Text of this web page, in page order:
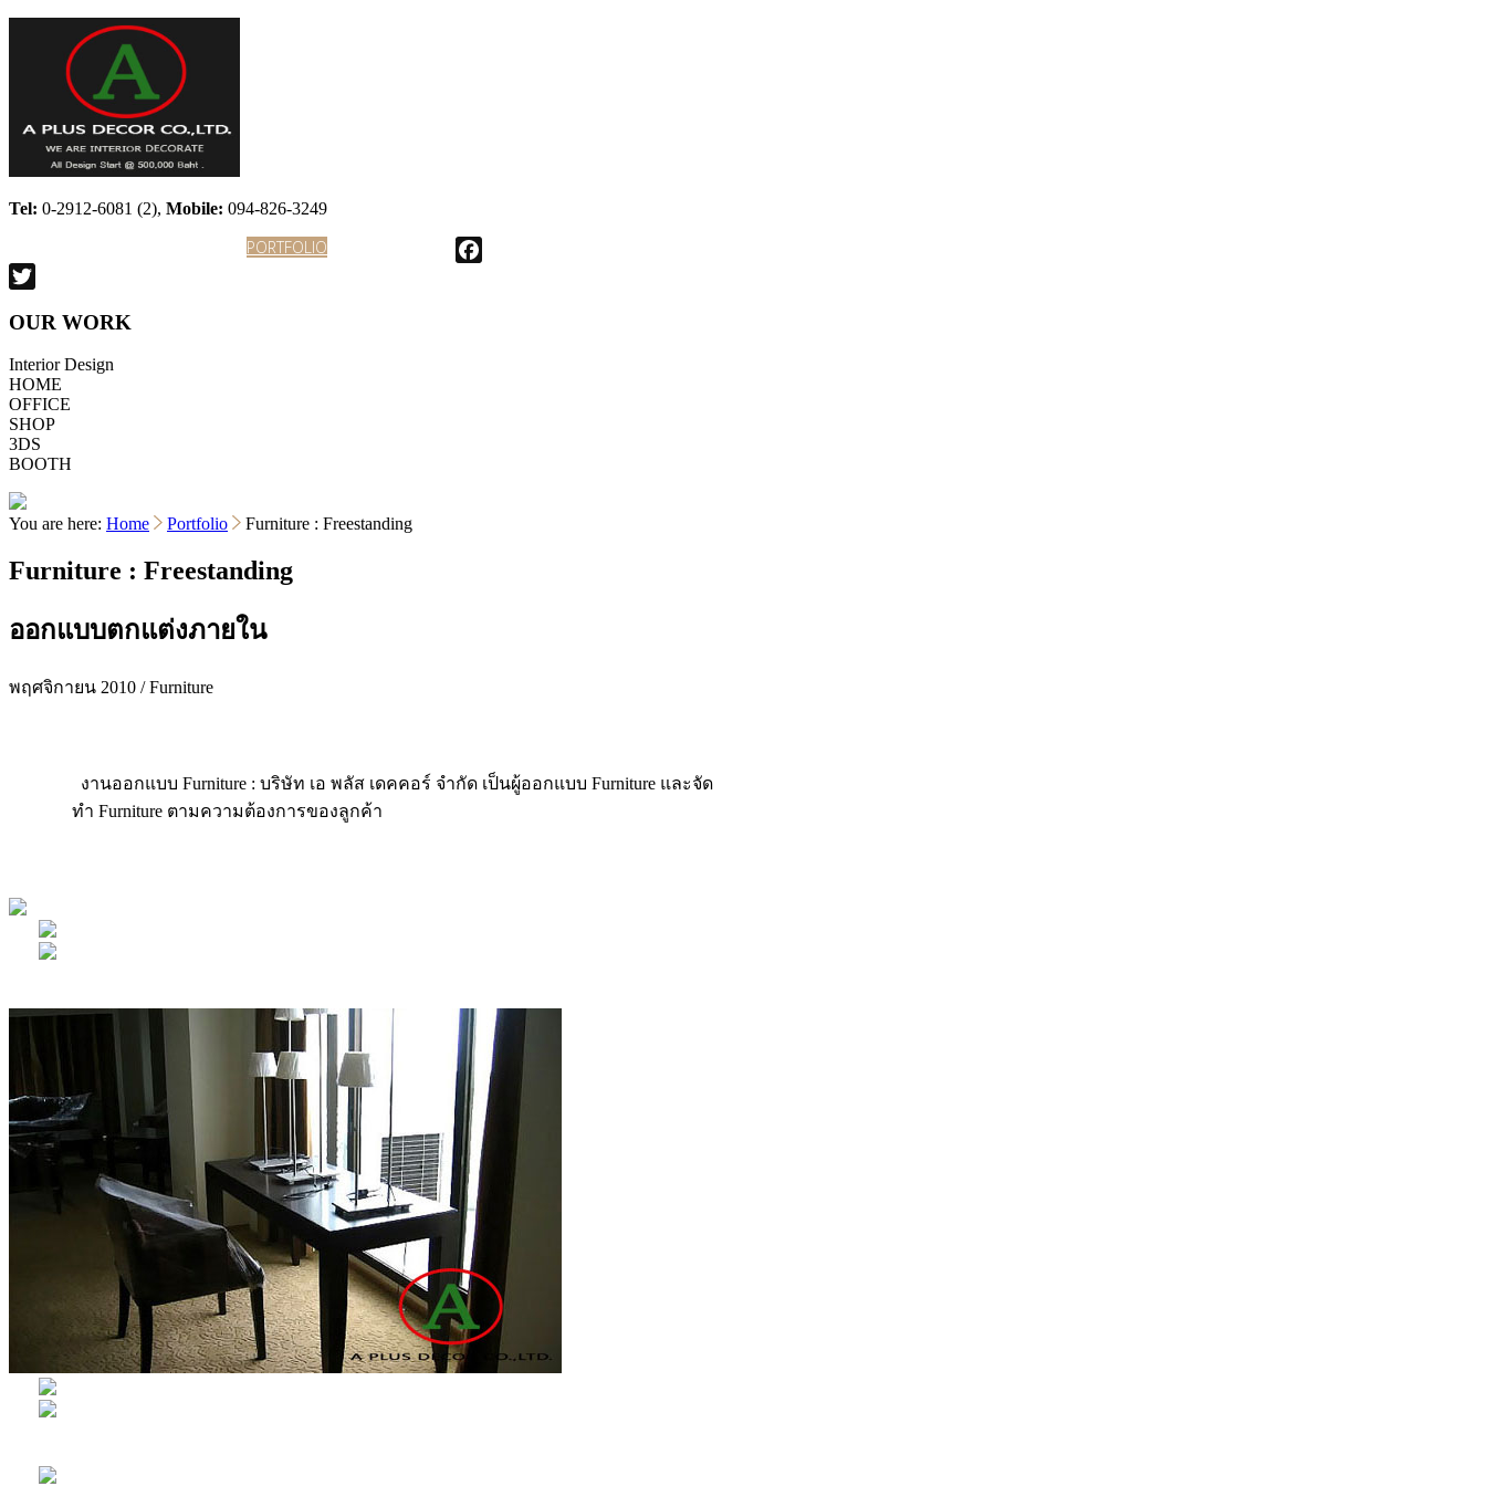
Tel: 0-2912-6081 (2), Mobile: 094-826-3249
PORTFOLIO
Facebook
OUR WORK
Interior Design
HOME
OFFICE
SHOP
3DS
BOOTH
You are here: Home Portfolio Furniture : Freestanding
Furniture : Freestanding
ออกแบบตกแต่งภายใน
พฤศจิกายน 2010 / Furniture
งานออกแบบ Furniture : บริษัท เอ พลัส เดคคอร์ จำกัด เป็นผู้ออกแบบ Furniture และจัด
ทำ Furniture ตามความต้องการของลูกค้า